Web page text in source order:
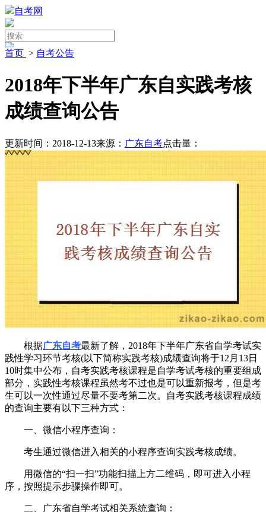
自考网
首页 > 自考公告
2018年下半年广东自实践考核
成绩查询公告
更新时间：2018-12-13来源： 广东自考点击量：
根据广东自考最新了解，2018年下半年广东省自学考试实
践性学习环节考核(以下简称实践考核)成绩查询将于12月13日
10时集中公布，自考实践考核课程是自学考试考核的重要组成
部分，实践性考核课程虽然考不过也是可以重新报考，但是考
生可以一次性通过尽量不要考第二次。自考实践考核课程成绩
的查询主要有以下三种方式：
一、微信小程序查询：
考生通过微信进入相关的小程序查询实践考核成绩。
用微信的“扫一扫”功能扫描上方二维码，即可进入小程
序，按照提示步骤操作即可。
二、广东省自学考试相关系统查询：